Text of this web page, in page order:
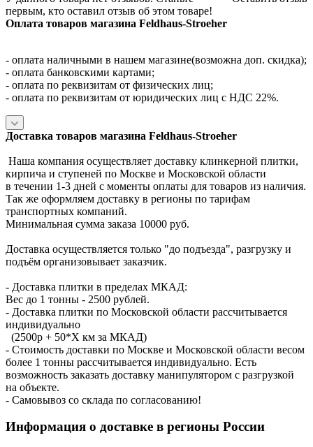
первым, кто оставил отзыв об этом товаре!
Оплата товаров магазина Feldhaus-Stroeher
- оплата наличными в нашем магазине(возможна доп. скидка);
- оплата банковскими картами;
- оплата по реквизитам от физических лиц;
- оплата по реквизитам от юридических лиц с НДС 22%.
Доставка товаров магазина Feldhaus-Stroeher
Наша компания осуществляет доставку клинкерной плитки,
кирпича и ступеней по Москве и Московской области
в течении 1-3 дней с моменты оплаты для товаров из наличия.
Так же оформляем доставку в регионы по тарифам
транспортных компаний.
Минимальная сумма заказа 10000 руб.
Доставка осуществляется только "до подъезда", разгрузку и
подъём организовывает заказчик.
- Доставка плитки в пределах МКАД:
Вес до 1 тонны - 2500 рублей.
- Доставка плитки по Московской области рассчитывается
индивидуально
(2500р + 50*X км за МКАД)
- Стоимость доставки по Москве и Московской области весом
более 1 тонны рассчитывается индивидуально. Есть
возможность заказать доставку манипулятором с разгрузкой
на объекте.
- Самовывоз со склада по согласованию!
Информация о доставке в регионы России